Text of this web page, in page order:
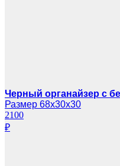
Черный органайзер с
Размер 68х30х30
2100
₽